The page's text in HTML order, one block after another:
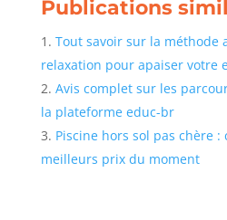
Publications
Tout savoir sur la méthode
relaxation pour apaiser votre
Avis complet sur les
la plateforme educ-br
Piscine hors sol pas chère
meilleurs prix du moment